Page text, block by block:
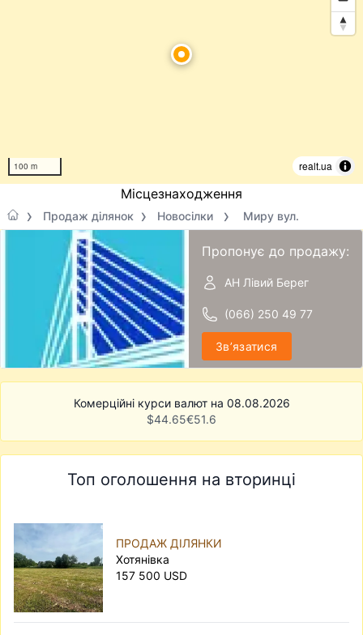
100 m realt.ua
Місцезнаходження
Продаж ділянок Новосілки Миру вул.
Пропонує до продажу:
АН Лівий Берег
(066) 250 49 77
Звʼязатися
Комерційні курси валют на 08.08.2026
$44.65€51.6
Топ оголошення на вторинці
ПРОДАЖ ДІЛЯНКИ
Хотянівка
157 500 USD